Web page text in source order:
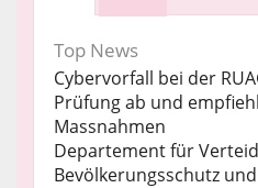
Top News
Cybervorfall bei der
Prüfung ab und
Massnahmen
Departement für
Bevölkerungsschutz